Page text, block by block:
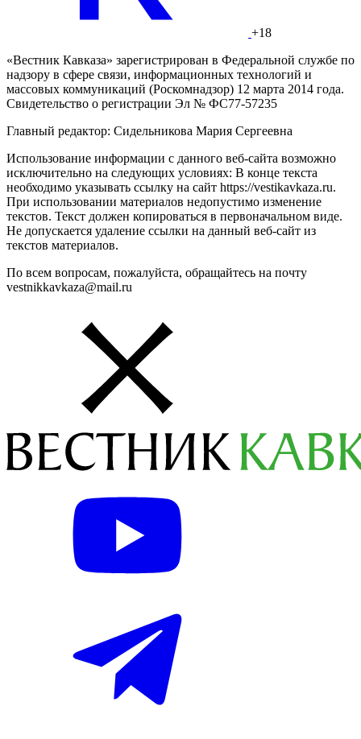
+18
«Вестник Кавказа» зарегистрирован в Федеральной службе по
надзору в сфере связи, информационных технологий и
массовых коммуникаций (Роскомнадзор) 12 марта 2014 года.
Свидетельство о регистрации Эл № ФС77-57235
Главный редактор: Сидельникова Мария Сергеевна
Использование информации с данного веб-сайта возможно
исключительно на следующих условиях: В конце текста
необходимо указывать ссылку на сайт https://vestikavkaza.ru.
При использовании материалов недопустимо изменение
текстов. Текст должен копироваться в первоначальном виде.
Не допускается удаление ссылки на данный веб-сайт из
текстов материалов.
По всем вопросам, пожалуйста, обращайтесь на почту
vestnikkavkaza@mail.ru